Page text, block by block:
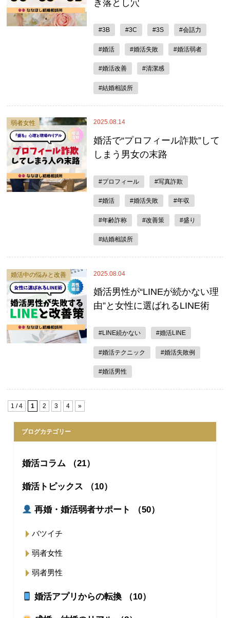
き落とし穴
#3B #3C #3S #会話力
#婚活 #婚活失敗 #婚活弱者
#婚活改善 #清潔感
#結婚相談所
2025.08.14
弱者女性
婚活で“プロフィール詐欺”して
しまう男女の末路
#プロフィール #写真詐欺
#婚活 #婚活失敗 #年収
#年齢詐称 #改善策 #盛り
#結婚相談所
2025.08.04
婚活中の悩みと改善
婚活男性が“LINEが続かない理
由”と女性に選ばれるLINE術
#LINE続かない #婚活LINE
#婚活テクニック #婚活失敗例
#婚活男性
1 / 4 1 2 3 4 »
ブログカテゴリー
婚活コラム （21）
婚活トピックス （10）
再婚・婚活弱者サポート （50）
バツイチ
弱者女性
弱者男性
婚活アプリからの転換 （10）